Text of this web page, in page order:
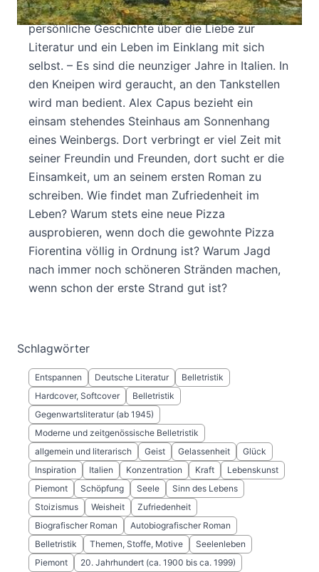
stillen Glücks: Alex Capus erzählt eine
persönliche Geschichte über die Liebe zur
Literatur und ein Leben im Einklang mit sich
selbst. – Es sind die neunziger Jahre in Italien. In
den Kneipen wird geraucht, an den Tankstellen
wird man bedient. Alex Capus bezieht ein
einsam stehendes Steinhaus am Sonnenhang
eines Weinbergs. Dort verbringt er viel Zeit mit
seiner Freundin und Freunden, dort sucht er die
Einsamkeit, um an seinem ersten Roman zu
schreiben. Wie findet man Zufriedenheit im
Leben? Warum stets eine neue Pizza
ausprobieren, wenn doch die gewohnte Pizza
Fiorentina völlig in Ordnung ist? Warum Jagd
nach immer noch schöneren Stränden machen,
wenn schon der erste Strand gut ist?
Schlagwörter
Entspannen Deutsche Literatur
Belletristik
Hardcover, Softcover
Belletristik
Gegenwartsliteratur (ab 1945)
Moderne und zeitgenössische Belletristik
allgemein und literarisch
Geist Gelassenheit
Glück
Inspiration
Italien Konzentration Kraft
Lebenskunst
Piemont
Schöpfung Seele
Sinn des Lebens
Stoizismus
Weisheit
Zufriedenheit
Biografischer Roman
Autobiografischer Roman
Belletristik
Themen, Stoffe, Motive
Seelenleben
Piemont
20. Jahrhundert (ca. 1900 bis ca. 1999)